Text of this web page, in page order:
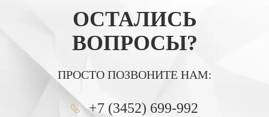
ОСТАЛИСЬ
ВОПРОСЫ?
ПРОСТО ПОЗВОНИТЕ НАМ:
+7 (3452) 699-992